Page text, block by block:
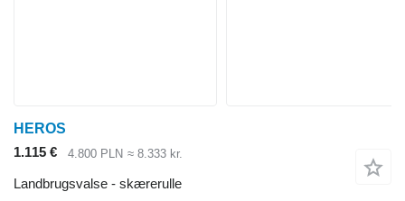
HEROS
1.115 €
4.800 PLN ≈ 8.333 kr.
Landbrugsvalse - skærerulle